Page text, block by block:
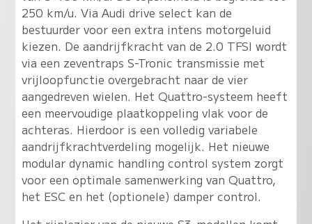
250 km/u. Via Audi drive select kan de
bestuurder voor een extra intens motorgeluid
kiezen. De aandrijfkracht van de 2.0 TFSI wordt
via een zeventraps S-Tronic transmissie met
vrijloopfunctie overgebracht naar de vier
aangedreven wielen. Het Quattro-systeem heeft
een meervoudige plaatkoppeling vlak voor de
achteras. Hierdoor is een volledig variabele
aandrijfkrachtverdeling mogelijk. Het nieuwe
modular dynamic handling control system zorgt
voor een optimale samenwerking van Quattro,
het ESC en het (optionele) damper control.